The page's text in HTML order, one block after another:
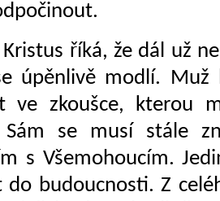
říká, že dál už
úpěnlivě modlí.
ve zkoušce, kte­rou
Sám se musí stále
s Všemohou­cím.
do budoucnosti. Z